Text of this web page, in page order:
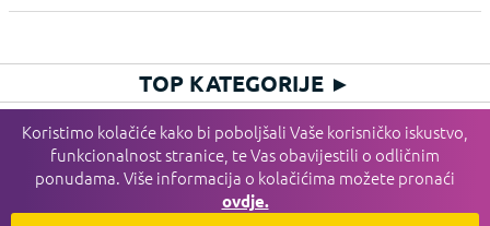
Koristimo kolačiće kako bi poboljšali Vaše korisničko iskustvo,
funkcionalnost stranice, te Vas obavijestili o odličnim
ponudama. Više informacija o kolačićima možete pronaći
ovdje.
TOP KATEGORIJE ►
HIT KATEGORIJE ►
PLAĆANJE I DOSTAVA I SERVIS►
INFORMACIJE